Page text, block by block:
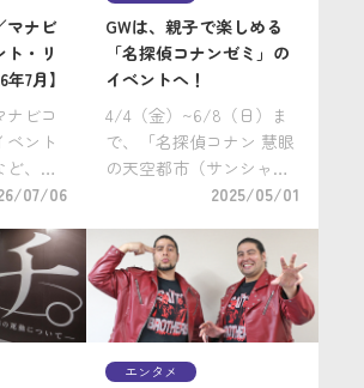
マナビ
・リ
7月】
ナビコ
ベント
ど、エ
ースを
きます
るエン
盛りだ
ックし
07/06
GWは、親子で楽しめる
「名探偵コナンゼミ」の
イベントへ！
4/4（金）~6/8（日）ま
で、「名探偵コナン 慧眼
の天空都市（サンシャイ
ンシティ）」が池袋のサ
都豊島区）で開催中！ 謎
解きラリーの開催や、フ
ォトスポットの設置、名
探偵コナンプラザでのオ
2025/05/01
エンタメ